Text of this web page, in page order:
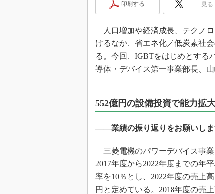
“異
改革
イノ
JASA
IHS
「英
印刷する 見る
人口増加や経済成長、テクノ
けるなか、省エネ化／低炭素社
る。今回、IGBTをはじめとする
導体・デバイス第一事業部長、山
552億円の設備投資で能力拡大
――業績の振り返りをお願いしま
三菱電機のパワーデバイス事業
2017年度から2022年度までの年
率を10％とし、2022年度の売上
円と定めている。2018年度の売